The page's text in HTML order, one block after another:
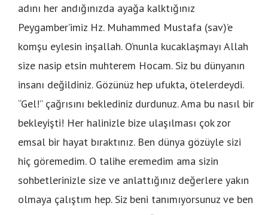
adını her andığınızda ayağa kalktığınız
Peygamber’imiz Hz. Muhammed Mustafa (sav)’e
komşu eylesin inşallah. O’nunla kucaklaşmayı Allah
size nasip etsin muhterem Hocam. Siz bu dünyanın
insanı değildiniz. Gözünüz hep ufukta, ötelerdeydi.
“Gel!” çağrısını beklediniz durdunuz. Ama bu nasıl bir
bekleyişti! Her halinizle bize ulaşılması çok zor
emsal bir hayat bıraktınız. Ben dünya gözüyle sizi
hiç göremedim. O talihe eremedim ama sizin
sohbetlerinizle size ve anlattığınız değerlere yakın
olmaya çalıştım hep. Siz beni tanımıyorsunuz ve ben